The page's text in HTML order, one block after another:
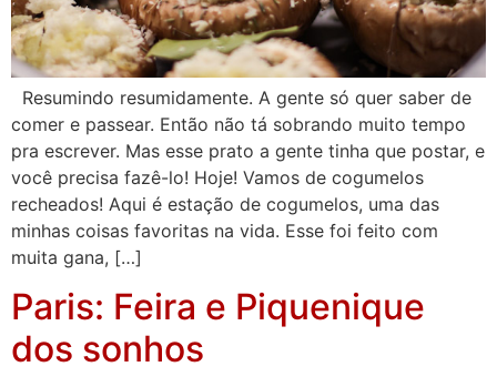
Resumindo resumidamente. A gente só quer saber de
comer e passear. Então não tá sobrando muito tempo
pra escrever. Mas esse prato a gente tinha que postar, e
você precisa fazê-lo! Hoje! Vamos de cogumelos
recheados! Aqui é estação de cogumelos, uma das
minhas coisas favoritas na vida. Esse foi feito com
muita gana, […]
Paris: Feira e Piquenique
dos sonhos